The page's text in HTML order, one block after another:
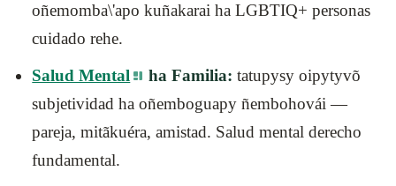
oñemomba\'apo kuñakarai ha LGBTIQ+ personas
cuidado rehe.
Salud Mental
ha Familia: tatupysy oipytyvõ
subjetividad ha oñemboguapy ñembohovái —
pareja, mitãkuéra, amistad. Salud mental derecho
fundamental.